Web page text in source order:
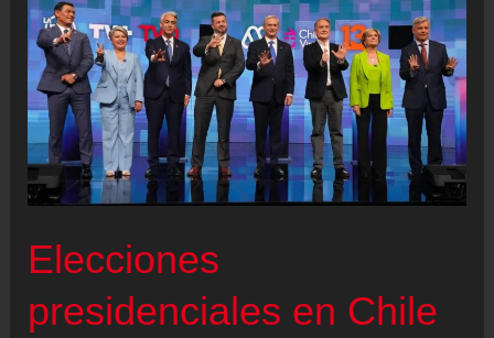
miedo
congele
sus
corazones”
Elecciones
presidenciales en Chile